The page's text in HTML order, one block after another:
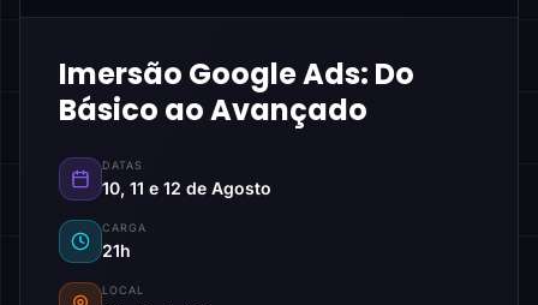
Imersão Google Ads: Do
Básico ao Avançado
DATAS
10, 11 e 12 de Agosto
CARGA
21h
LOCAL